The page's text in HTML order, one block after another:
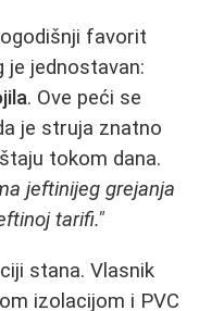
favorit
je jednostavan:
. Ove peći se
je struja znatno
tokom dana.
jeftinijeg grejanja
tarifi."
stana. Vlasnik
izolacijom i PVC